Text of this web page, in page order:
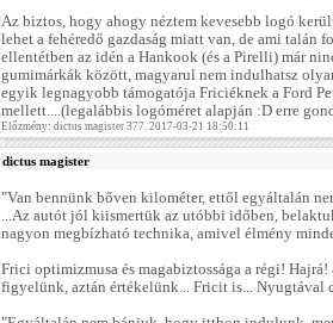
Az biztos, hogy ahogy néztem kevesebb logó
lehet a fehéredő gazdaság miatt van, de ami talán
ellentétben az idén a Hankook (és a Pirelli) már
gumimárkák között, magyarul nem indulhatsz
egyik legnagyobb támogatója Friciéknek a Ford
mellett....(legalábbis logóméret alapján :D erre
Előzmény: dictus magister 377. 2017-03-21 18:50:11
dictus magister
"Van bennünk bőven kilométer, ettől egyáltalán
...Az autót jól kiismertük az utóbbi időben,
nagyon megbízható technika, amivel élmény
Frici optimizmusa és magabiztossága a régi!
figyelünk, aztán értékelünk... Fricit is... Nyugtával